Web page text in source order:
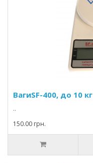
ВагиSF-400, до 10 кг
..
150.00 грн.